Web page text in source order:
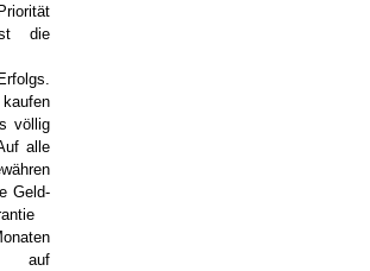
die
völlig
alle
Geld-
auf